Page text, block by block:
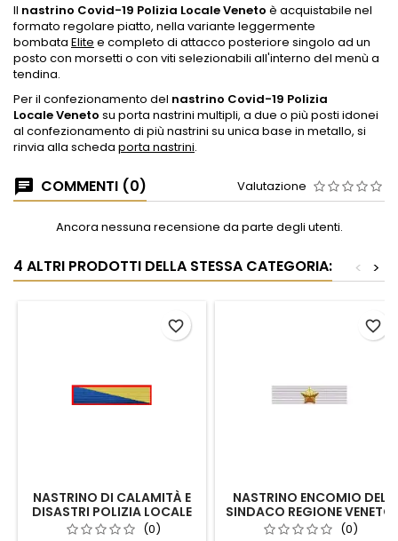
Il nastrino Covid-19 Polizia Locale Veneto è acquistabile nel
formato regolare piatto, nella variante leggermente
bombata Elite e completo di attacco posteriore singolo ad un
posto con morsetti o con viti selezionabili all'interno del menù a
tendina.
Per il confezionamento del nastrino Covid-19 Polizia
LocaleVeneto su porta nastrini multipli, a due o più posti idonei
al confezionamento di più nastrini su unica base in metallo, si
rinvia alla scheda porta nastrini.
COMMENTI (0) Valutazione
Ancora nessuna recensione da parte degli utenti.
4 ALTRI PRODOTTI DELLA STESSA CATEGORIA: >
<
NASTRINO DI CALAMITÀ E
DISASTRI POLIZIA LOCALE
VENETO (0)
favorite_border
NASTRINO ENCOMIO DEL
SINDACO REGIONE VENETO
(0)
favorite_border